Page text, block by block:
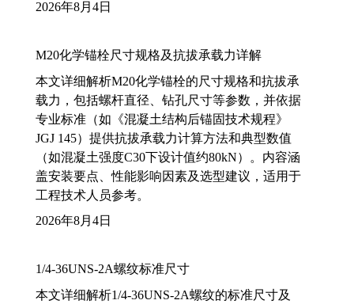
2026年8月4日
M20化学锚栓尺寸规格及抗拔承载力详解
本文详细解析M20化学锚栓的尺寸规格和抗拔承
载力，包括螺杆直径、钻孔尺寸等参数，并依据
专业标准（如《混凝土结构后锚固技术规程》
JGJ 145）提供抗拔承载力计算方法和典型数值
（如混凝土强度C30下设计值约80kN）。内容涵
盖安装要点、性能影响因素及选型建议，适用于
工程技术人员参考。
2026年8月4日
1/4-36UNS-2A螺纹标准尺寸
本文详细解析1/4-36UNS-2A螺纹的标准尺寸及